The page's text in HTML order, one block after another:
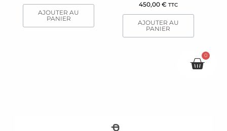
AJOUTER AU
PANIER
450,00 € TTC
AJOUTER AU
PANIER
0